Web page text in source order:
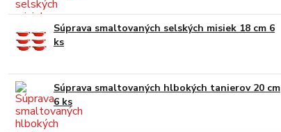
Súprava smaltovaných selských misiek 18 cm 6
ks
Súprava smaltovaných hlbokých tanierov 20 cm
6 ks